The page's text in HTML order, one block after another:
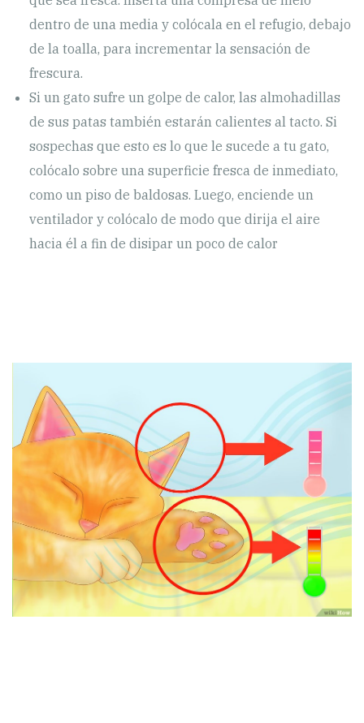
dentro de una media y colócala en el refugio, debajo
de la toalla, para incrementar la sensación de
frescura.
Si un gato sufre un golpe de calor, las almohadillas
de sus patas también estarán calientes al tacto. Si
sospechas que esto es lo que le sucede a tu gato,
colócalo sobre una superficie fresca de inmediato,
como un piso de baldosas. Luego, enciende un
ventilador y colócalo de modo que dirija el aire
hacia él a fin de disipar un poco de calor